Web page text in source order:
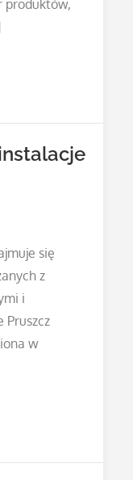
produktów,
się
z
i
Pruszcz
w